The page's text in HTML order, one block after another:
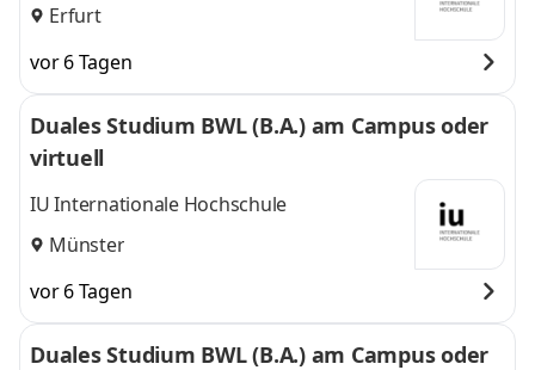
Erfurt
vor 6 Tagen
Duales Studium BWL (B.A.) am Campus oder
virtuell
IU Internationale Hochschule
Münster
vor 6 Tagen
Duales Studium BWL (B.A.) am Campus oder